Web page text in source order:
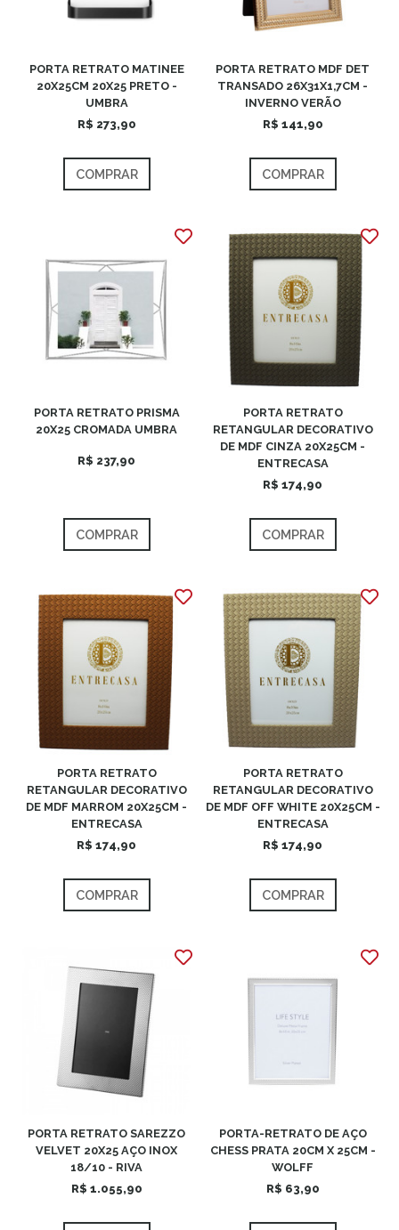
PORTA RETRATO MATINEE
20X25CM 20X25 PRETO -
UMBRA
R$ 273,90
COMPRAR
PORTA RETRATO MDF DET
TRANSADO 26X31X1,7CM -
INVERNO VERÃO
R$ 141,90
COMPRAR
PORTA RETRATO PRISMA
20X25 CROMADA UMBRA
R$ 237,90
COMPRAR
PORTA RETRATO
RETANGULAR DECORATIVO
DE MDF CINZA 20X25CM -
ENTRECASA
R$ 174,90
COMPRAR
PORTA RETRATO
RETANGULAR DECORATIVO
DE MDF MARROM 20X25CM -
ENTRECASA
R$ 174,90
COMPRAR
PORTA RETRATO
RETANGULAR DECORATIVO
DE MDF OFF WHITE 20X25CM -
ENTRECASA
R$ 174,90
COMPRAR
PORTA RETRATO SAREZZO
VELVET 20X25 AÇO INOX
18/10 - RIVA
R$ 1.055,90
PORTA-RETRATO DE AÇO
CHESS PRATA 20CM X 25CM -
WOLFF
R$ 63,90